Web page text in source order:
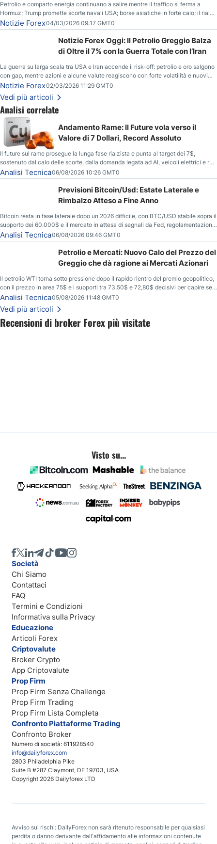
Recensioni di broker Forex più visitate
Petrolio e comparto energia continuano a salire mentre il traffico si ferma a
Hormuz; Trump promette scorte navali USA; borse asiatiche in forte calo; il rialzo
del gas naturale mette pressione all’euro.
Notizie Forex04/03/2026 09:17 GMT0
Notizie Forex Oggi: Il Petrolio Greggio Balza
di Oltre il 7% con la Guerra Totale con l’Iran
La guerra su larga scala tra USA e Iran accende il risk-off: petrolio e oro salgono
con gap, mentre azioni e alcune valute reagiscono con forte volatilità e nuovi
livelli da monitorare.
Notizie Forex02/03/2026 11:29 GMT0
Vedi più articoli
Analisi correlate
Andamento Rame: Il Future vola verso il
Valore di 7 Dollari, Record Assoluto
Il future sul rame prosegue la lunga fase rialzista e punta al target dei 7$,
sostenuto dal calo delle scorte, dalla domanda legata ad AI, veicoli elettrici e reti
energetiche, e dai timori di deficit produttivo dal 2028.
Analisi Tecnica06/08/2026 10:26 GMT0
Previsioni Bitcoin/Usd: Estate Laterale e
Rimbalzo Atteso a Fine Anno
Bitcoin resta in fase laterale dopo un 2026 difficile, con BTC/USD stabile sopra il
supporto dei 60.000$ e il mercato in attesa di segnali da Fed, regolamentazione
USA ed elezioni di medio termine.
Analisi Tecnica06/08/2026 09:46 GMT0
Petrolio e Mercati: Nuovo Calo del Prezzo del
Greggio che dà ragione ai Mercati Azionari
Il petrolio WTI torna sotto pressione dopo il rapido rientro del premio geopolitico,
con il prezzo in area 75$ e i supporti tra 73,50$ e 72,80$ decisivi per capire se il
ribasso potrà estendersi verso quota 70$.
Analisi Tecnica05/08/2026 11:48 GMT0
Vedi più articoli
Visto su...
Numero di società: 611928540
info@dailyforex.com
2803 Philadelphia Pike
Suite B #287 Claymont, DE 19703, USA
Copyright 2026 Dailyforex LTD
Società
Chi Siamo
Contattaci
FAQ
Termini e Condizioni
Informativa sulla Privacy
Educazione
Articoli Forex
Criptovalute
Broker Crypto
App Criptovalute
Prop Firm
Prop Firm Senza Challenge
Prop Firm Trading
Prop Firm Lista Completa
Confronto Piattaforme Trading
Confronto Broker
Avviso sui rischi: DailyForex non sarà ritenuto responsabile per qualsiasi
perdita o danno derivante dall'affidamento alle informazioni contenute